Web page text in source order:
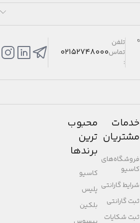
تلفن
تماس
:
02152748000
خدمات
مشتریان
فروشگاه‌های
کاسیو
شرایط گارانتی
ثبت گارانتی
ثبت شکایات
محبوب
ترین
برندها
کاسیو
پلیس
بلکین